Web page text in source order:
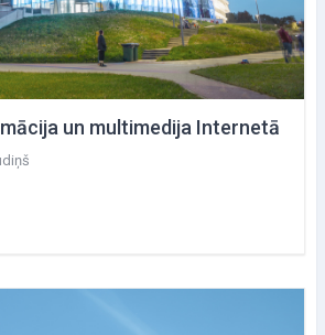
un multimedija Internetā